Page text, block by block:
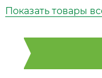
Показать товары